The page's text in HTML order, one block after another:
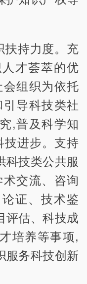
扶持力度。充
才荟萃的优
组织为依托
导科技类社
,普及科学知
技进步。支持
科技类公共服
交流、咨询
证、技术鉴
评估、科技成
培养等事项,
服务科技创新